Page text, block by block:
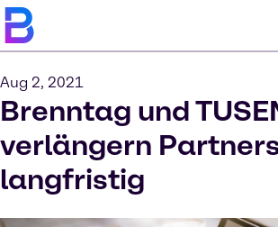
Aug 2, 2021
Brenntag und
verlängern
langfristig